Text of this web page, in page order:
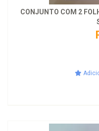
CONJUNTO COM 2